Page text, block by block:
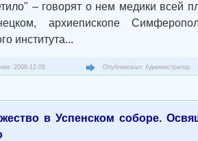
– говорят о нем медики всей
архиепископе
института...
2008-12-08 Опубликовал: Администратор
в Успенском соборе.